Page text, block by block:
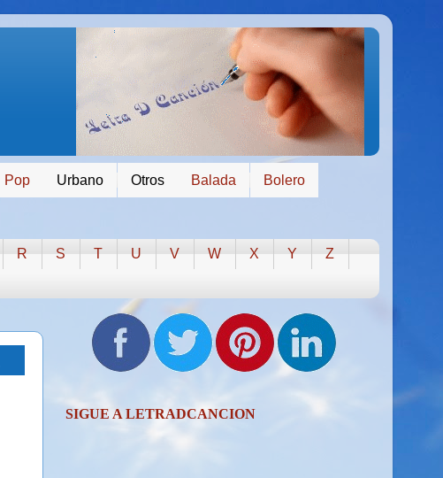
Pop Urbano Otros Balada Bolero
R S T U V W X Y
Z
SIGUE A LETRADCANCION